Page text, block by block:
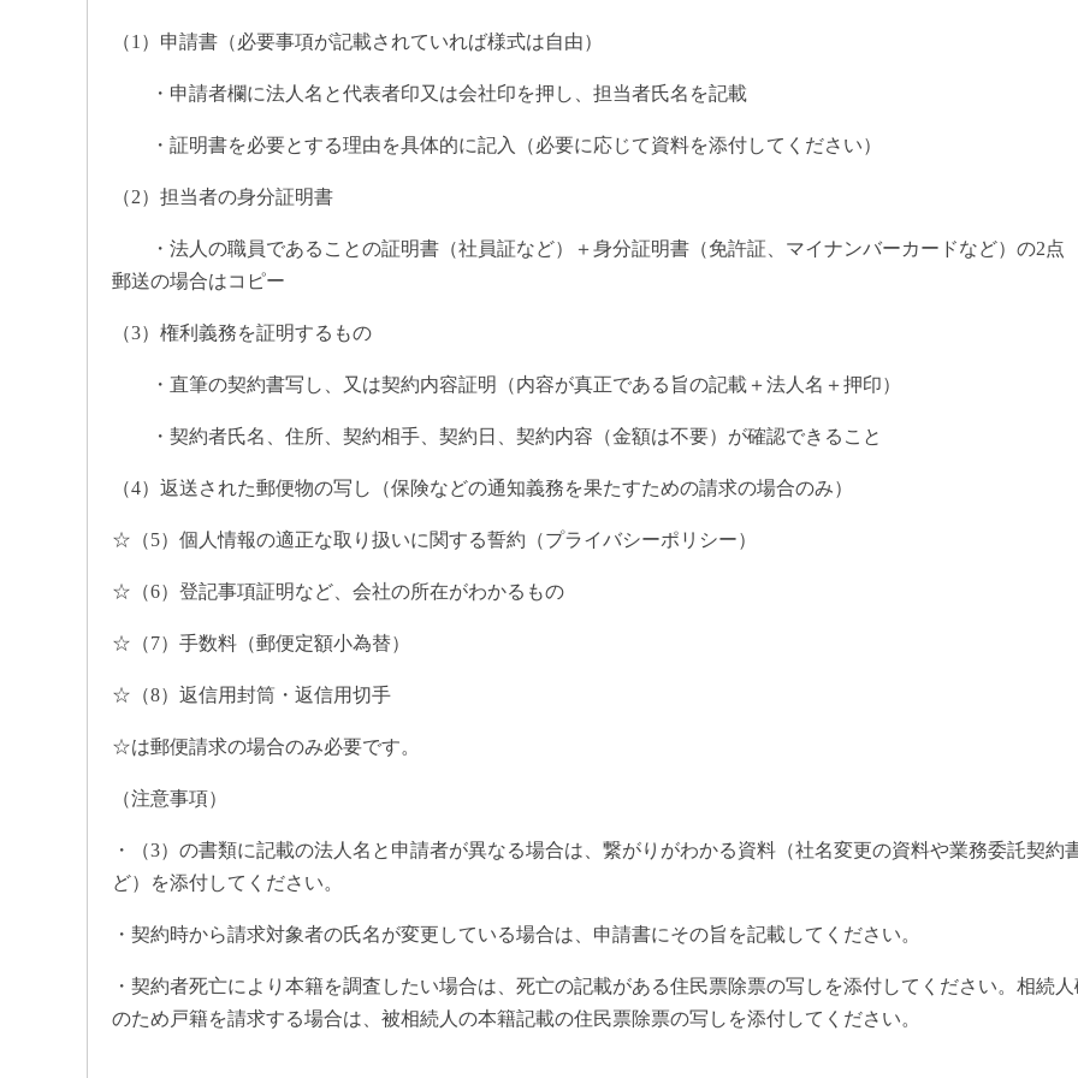
（1）申請書（必要事項が記載されていれば様式は自由）
・申請者欄に法人名と代表者印又は会社印を押し、担当者氏名を記載
・証明書を必要とする理由を具体的に記入（必要に応じて資料を添付してください）
（2）担当者の身分証明書
・法人の職員であることの証明書（社員証など）＋身分証明書（免許証、マイナンバーカードなど）の2
郵送の場合はコピー
（3）権利義務を証明するもの
・直筆の契約書写し、又は契約内容証明（内容が真正である旨の記載＋法人名＋押印）
・契約者氏名、住所、契約相手、契約日、契約内容（金額は不要）が確認できること
（4）返送された郵便物の写し（保険などの通知義務を果たすための請求の場合のみ）
☆（5）個人情報の適正な取り扱いに関する誓約（プライバシーポリシー）
☆（6）登記事項証明など、会社の所在がわかるもの
☆（7）手数料（郵便定額小為替）
☆（8）返信用封筒・返信用切手
☆は郵便請求の場合のみ必要です。
（注意事項）
・（3）の書類に記載の法人名と申請者が異なる場合は、繋がりがわかる資料（社名変更の資料や業務委託契約
ど）を添付してください。
・契約時から請求対象者の氏名が変更している場合は、申請書にその旨を記載してください。
・契約者死亡により本籍を調査したい場合は、死亡の記載がある住民票除票の写しを添付してください。相続
のため戸籍を請求する場合は、被相続人の本籍記載の住民票除票の写しを添付してください。